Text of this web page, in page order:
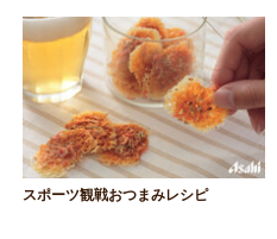
スポーツ観戦おつまみレシピ